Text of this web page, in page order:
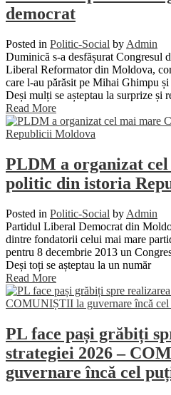
democrat
Posted in Politic-Social by Admin
Duminică s-a desfășurat Congresul
Liberal Reformator din Moldova,
care l-au părăsit pe Mihai Ghimpu
Deși mulți se așteptau la surprize și
Read More
PLDM a organizat
politic din istoria
Posted in Politic-Social by Admin
Partidul Liberal Democrat din
dintre fondatorii celui mai mare
pentru 8 decembrie 2013 un
Deși toți se așteptau la un număr
Read More
PL face pași grăbiți
strategiei 2026 –
guvernare încă cel